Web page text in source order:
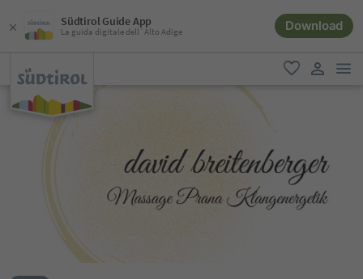
Südtirol Guide App
La guida digitale dell´Alto Adige Download
favoriti